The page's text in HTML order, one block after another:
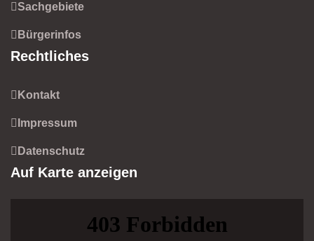
Sachgebiete
Bürgerinfos
Rechtliches
Kontakt
Impressum
Datenschutz
Auf Karte anzeigen